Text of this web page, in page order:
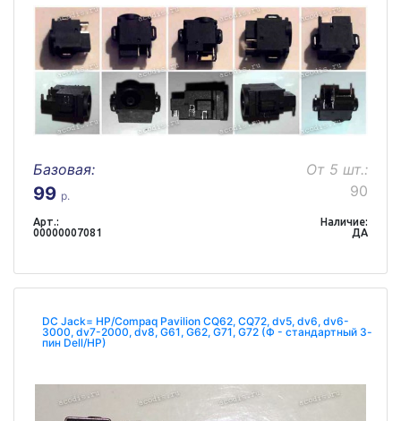
Базовая:
99 р.
От 5 шт.:
90
Арт.:
00000007081
Наличие:
ДА
DC Jack= HP/Compaq Pavilion CQ62, CQ72, dv5, dv6, dv6-
3000, dv7-2000, dv8, G61, G62, G71, G72 (Ф - стандартный 3-
пин Dell/HP)